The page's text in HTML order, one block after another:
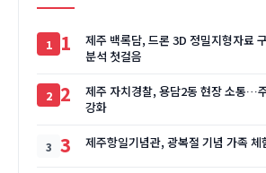
1
제주 백록담, 드론 3D 정밀지형자료
분석 첫걸음
2
제주 자치경찰, 용담2동 현장 소통…
강화
3 제주항일기념관, 광복절 기념 가족 체